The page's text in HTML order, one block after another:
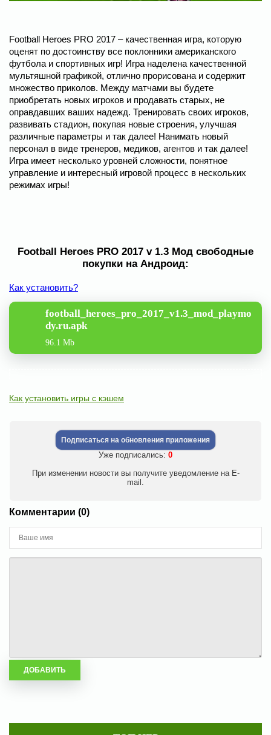
Football Heroes PRO 2017 – качественная игра, которую
оценят по достоинству все поклонники американского
футбола и спортивных игр! Игра наделена качественной
мультяшной графикой, отлично прорисована и содержит
множество приколов. Между матчами вы будете
приобретать новых игроков и продавать старых, не
оправдавших ваших надежд. Тренировать своих игроков,
развивать стадион, покупая новые строения, улучшая
различные параметры и так далее! Нанимать новый
персонал в виде тренеров, медиков, агентов и так далее!
Игра имеет несколько уровней сложности, понятное
управление и интересный игровой процесс в нескольких
режимах игры!
Football Heroes PRO 2017 v 1.3 Мод свободные
покупки на Андроид:
Как установить?
football_heroes_pro_2017_v1.3_mod_playmo
dy.ru.apk
96.1 Mb
Как установить игры с кэшем
Подписаться на обновления приложения
Уже подписались: 0
При изменении новости вы получите уведомление на E-
mail.
Комментарии (0)